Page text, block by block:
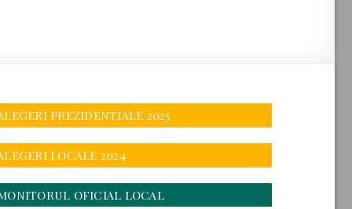
PREZIDENTIALE 2025
LOCALE 2024
OFICIAL LOCAL